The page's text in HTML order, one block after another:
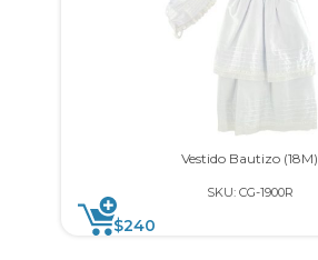
Vestido Bautizo (18M)
SKU: CG-1900R
$240